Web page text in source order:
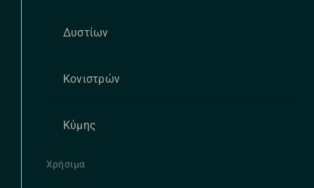
Δυστίων
Κονιστρών
Κύμης
Χρήσιμα